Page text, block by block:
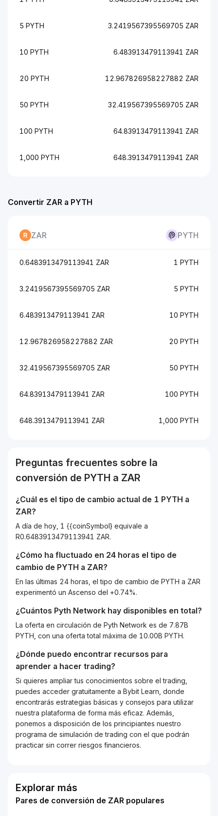
5 PYTH 3.2419567395569705 ZAR
10 PYTH 6.483913479113941 ZAR
20 PYTH 12.967826958227882 ZAR
50 PYTH 32.419567395569705 ZAR
100 PYTH 64.83913479113941 ZAR
1,000 PYTH 648.3913479113941 ZAR
Convertir ZAR a PYTH
ZAR PYTH
0.6483913479113941 ZAR 1 PYTH
3.2419567395569705 ZAR 5 PYTH
6.483913479113941 ZAR 10 PYTH
12.967826958227882 ZAR 20 PYTH
32.419567395569705 ZAR 50 PYTH
64.83913479113941 ZAR 100 PYTH
648.3913479113941 ZAR 1,000 PYTH
Preguntas frecuentes sobre la
conversión de PYTH a ZAR
¿Cuál es el tipo de cambio actual de 1 PYTH a
ZAR?
A día de hoy, 1 {{coinSymbol} equivale a
R0.6483913479113941 ZAR.
¿Cómo ha fluctuado en 24 horas el tipo de
cambio de PYTH a ZAR?
En las últimas 24 horas, el tipo de cambio de PYTH a ZAR
experimentó un Ascenso del +0.74%.
¿Cuántos Pyth Network hay disponibles en total?
La oferta en circulación de Pyth Network es de 7.87B
PYTH, con una oferta total máxima de 10.00B PYTH.
¿Dónde puedo encontrar recursos para
aprender a hacer trading?
Si quieres ampliar tus conocimientos sobre el trading,
puedes acceder gratuitamente a Bybit Learn, donde
encontrarás estrategias básicas y consejos para utilizar
nuestra plataforma de forma más eficaz. Además,
ponemos a disposición de los principiantes nuestro
programa de simulación de trading con el que podrán
practicar sin correr riesgos financieros.
Explorar más
Pares de conversión de ZAR populares